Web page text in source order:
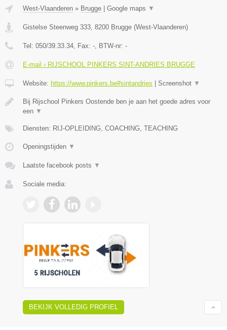
West-Vlaanderen » Brugge Google maps ▼
Gistelse Steenweg 333, 8200 Brugge (West-Vlaanderen)
Tel: 050/39.33.34, Fax: -, BTW-nr: -
E-mail › RIJSCHOOL PINKERS SINT-ANDRIES BRUGGE
Website: https://www.pinkers.be#sintandries Screenshot ▼
Bij Rijschool Pinkers Oostende ben je aan het goede adres voor
een ▼
Diensten: RIJ-OPLEIDING, COACHING, TEACHING
Openingstijden ▼
Laatste facebook posts ▼
Sociale media:
BEKIJK VOLLEDIG PROFIEL